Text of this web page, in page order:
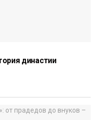
династии